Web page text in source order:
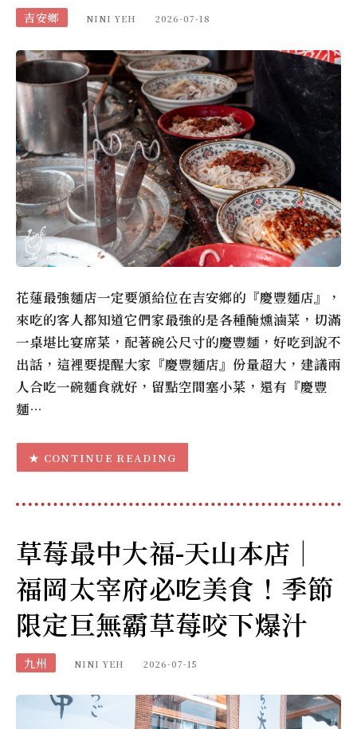
吉安鄉 NINI YEH 2026-07-18
花蓮最強麵店一定要頒給位在吉安鄉的『慶豐麵店』，
來吃的客人都知道它們家最強的是各種醃燻滷菜，切滿
一桌堪比宴席菜，配著碗公尺寸的慶豐麵，好吃到說不
出話，這裡要提醒大家『慶豐麵店』份量超大，建議兩
人合吃一碗麵食就好，留點空間塞小菜，還有『慶豐
麵…
CONTINUE READING
草莓最中大福-天山本店｜
福岡太宰府必吃美食！季節
限定巨無霸草莓咬下爆汁
九州 NINI YEH 2026-07-15